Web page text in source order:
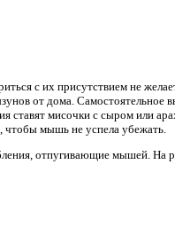
с их присутствием не
от дома. Самостоятельное
ставят мисочки с сыром или
чтобы мышь не успела убежать.
отпугивающие мышей. На